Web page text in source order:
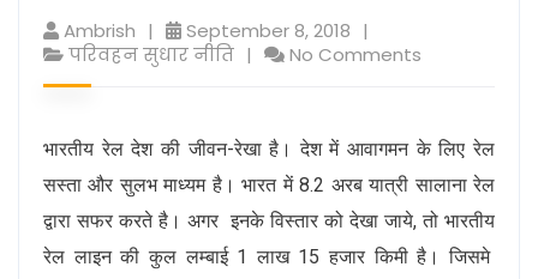
Ambrish
September 8, 2018
परिवहन सुधार नीति
No Comments
भारतीय रेल देश की जीवन-रेखा है। देश में आवागमन के लिए रेल
सस्ता और सुलभ माध्यम है। भारत में 8.2 अरब यात्री सालाना रेल
द्वारा सफर करते है। अगर इनके विस्तार को देखा जाये, तो भारतीय
रेल लाइन की कुल लम्बाई 1 लाख 15 हजार किमी है। जिसमे